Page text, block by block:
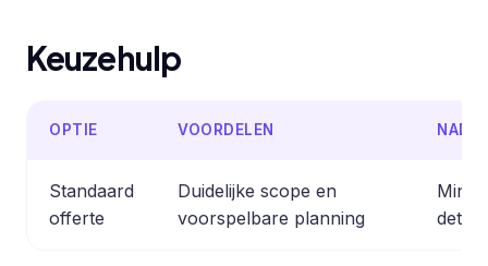
Keuzehulp
OPTIE VOORDELEN
Standaard
offerte
Duidelijke scope en
voorspelbare planning